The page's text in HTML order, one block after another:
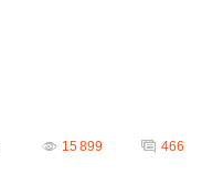
15 899 466